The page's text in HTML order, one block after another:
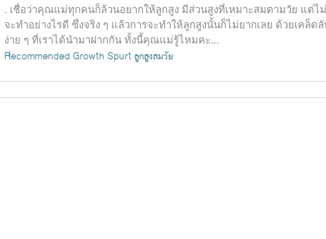
. เชื่อว่าคุณแม่ทุกคนก็ล้วนอยากให้ลูกสูง มีส่วนสูงที่เหมาะสมตามวัย แต่ไ
จะทำอย่างไรดี ซึ่งจริง ๆ แล้วการจะทำให้ลูกสูงนั้นก็ไม่ยากเลย ด้วยเคล็ด
ง่าย ๆ ที่เราได้นำมาฝากกัน ทั้งนี้คุณแม่รู้ไหมคะ...
Recommended Growth Spurt ลูกสูงสมวัย